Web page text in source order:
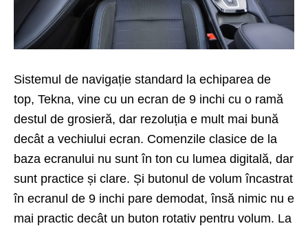
Sistemul de navigație standard la echiparea de
top, Tekna, vine cu un ecran de 9 inchi cu o ramă
destul de grosieră, dar rezoluția e mult mai bună
decât a vechiului ecran. Comenzile clasice de la
baza ecranului nu sunt în ton cu lumea digitală, dar
sunt practice și clare. Și butonul de volum încastrat
în ecranul de 9 inchi pare demodat, însă nimic nu e
mai practic decât un buton rotativ pentru volum. La